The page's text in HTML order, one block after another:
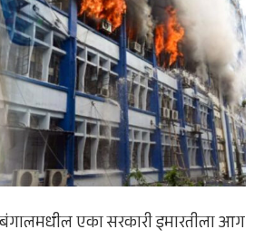
एका सरकारी इमारतीला आग